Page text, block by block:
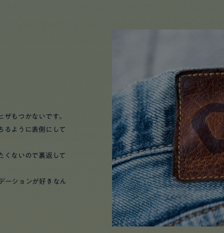
もつかないです。
るように表側にして
くないので裏返して
ーションが好きなん